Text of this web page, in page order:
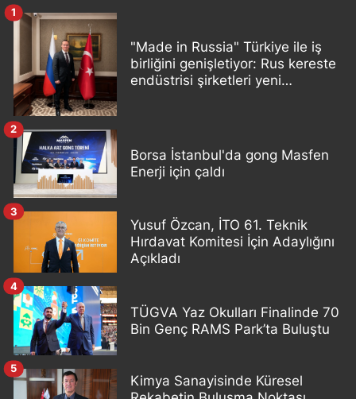
"Made in Russia" Türkiye ile iş
birliğini genişletiyor: Rus kereste
endüstrisi şirketleri yeni
1
Borsa İstanbul'da gong Masfen
Enerji için çaldı
2
Yusuf Özcan, İTO 61. Teknik
Hırdavat Komitesi İçin Adaylığını
Açıkladı
3
TÜGVA Yaz Okulları Finalinde 70
Bin Genç RAMS Park’ta Buluştu
4
Kimya Sanayisinde Küresel
5